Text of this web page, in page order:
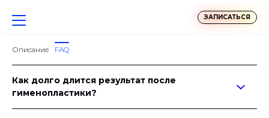
ЗАПИСАТЬСЯ
Описание FAQ
Как долго длится результат после
гименопластики?